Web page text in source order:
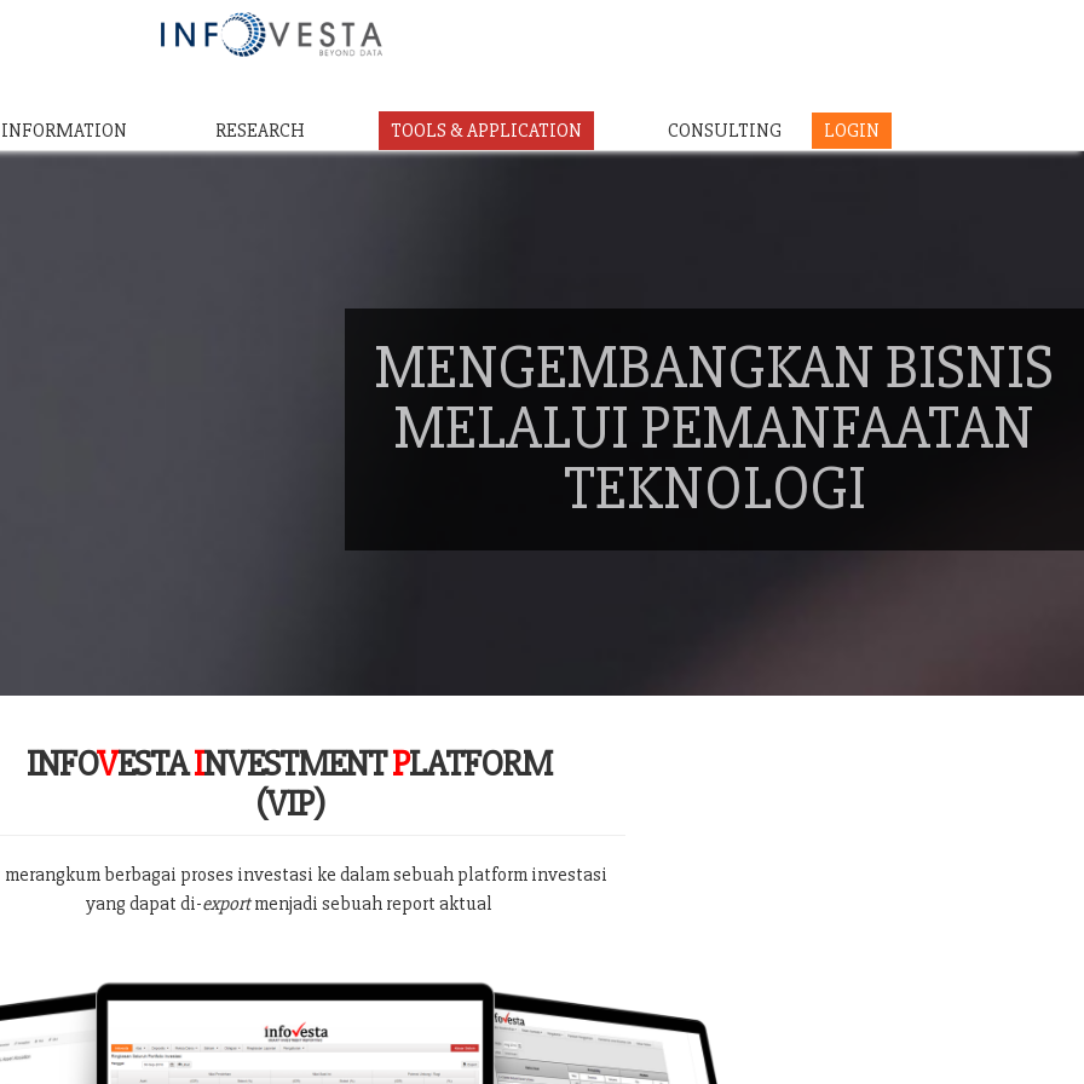
INFORMATION RESEARCH TOOLS & APPLICATION CONSULTING LOGIN
MENGEMBANGKAN BISNIS
MELALUI PEMANFAATAN
TEKNOLOGI
INFOVESTAINVESTMENTPLATFORM
(VIP)
merangkum berbagai proses investasi ke dalam sebuah platform investasi
yang dapat di-exportmenjadi sebuah report aktual